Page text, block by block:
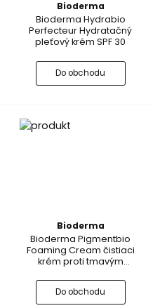
Bioderma
Bioderma Hydrabio
Perfecteur Hydratačný
pleťový krém SPF 30
Do obchodu
Bioderma
Bioderma Pigmentbio
Foaming Cream čistiaci
krém proti tmavým
Do obchodu